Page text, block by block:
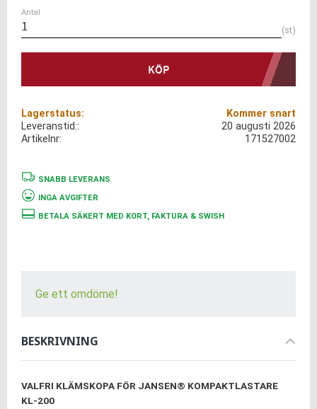
Antal
st
KÖP
Lagerstatus Kommer snart
Artikelnr 171527002
Leveranstid: 20 augusti 2026
SNABB LEVERANS
INGA AVGIFTER
BETALA SÄKERT MED KORT, FAKTURA & SWISH
Ge ett omdöme!
BESKRIVNING
VALFRI KLÄMSKOPA FÖR JANSEN® KOMPAKTLASTARE
KL-200